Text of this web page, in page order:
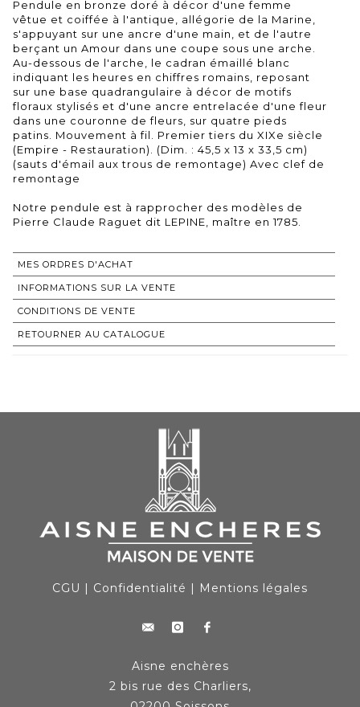
Pendule en bronze doré à décor d'une femme
vêtue et coiffée à l'antique, allégorie de la Marine,
s'appuyant sur une ancre d'une main, et de l'autre
berçant un Amour dans une coupe sous une arche.
Au-dessous de l'arche, le cadran émaillé blanc
indiquant les heures en chiffres romains, reposant
sur une base quadrangulaire à décor de motifs
floraux stylisés et d'une ancre entrelacée d'une fleur
dans une couronne de fleurs, sur quatre pieds
patins. Mouvement à fil. Premier tiers du XIXe siècle
(Empire - Restauration). (Dim. : 45,5 x 13 x 33,5 cm)
(sauts d'émail aux trous de remontage) Avec clef de
remontage
Notre pendule est à rapprocher des modèles de
Pierre Claude Raguet dit LEPINE, maître en 1785.
MES ORDRES D'ACHAT
INFORMATIONS SUR LA VENTE
CONDITIONS DE VENTE
RETOURNER AU CATALOGUE
CGU | Confidentialité | Mentions légales
Aisne enchères
2 bis rue des Charliers,